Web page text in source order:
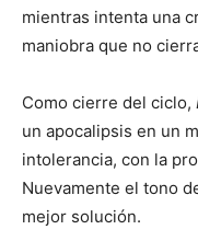
mientras intenta una
maniobra que no
Como cierre del ciclo,
un apocalipsis en un
intolerancia, con la
Nuevamente el tono
mejor solución.